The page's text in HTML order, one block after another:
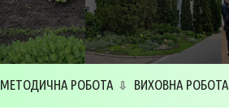
МЕТОДИЧНА РОБОТА ВИХОВНА РОБОТА